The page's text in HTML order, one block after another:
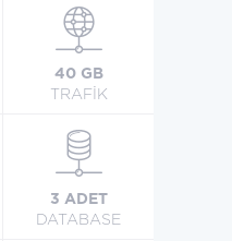
40 GB
TRAFİK
3 ADET
DATABASE